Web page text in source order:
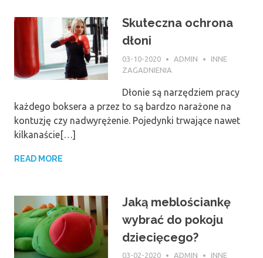
Skuteczna ochrona
dłoni
03-10-2020 ADMIN
INNE
ZAGADNIENIA
Dłonie są narzędziem pracy
każdego boksera a przez to są bardzo narażone na
kontuzję czy nadwyrężenie. Pojedynki trwające nawet
kilkanaście[…]
READ MORE
Jaką meblościankę
wybrać do pokoju
dziecięcego?
03-02-2020 ADMIN INNE